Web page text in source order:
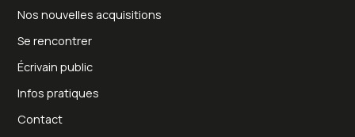
Nos nouvelles acquisitions
Se rencontrer
Écrivain public
Infos pratiques
Contact